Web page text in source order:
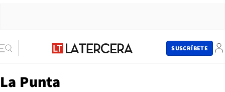
SUSCRÍBETE
La Punta